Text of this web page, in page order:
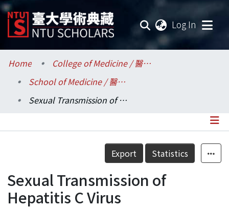
Log In
Communities & Collections
Research Outputs
Statistics
Home
College of Medicine / 醫學院
School of Medicine / 醫學系
Sexual Transmission of Hepatitis C Virus
Details
Export Statistics
Sexual Transmission of
Hepatitis C Virus